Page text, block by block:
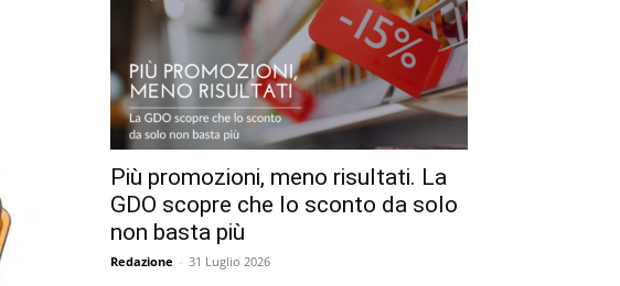
Più promozioni, meno risultati. La
GDO scopre che lo sconto da solo
non basta più
Redazione - 31 Luglio 2026